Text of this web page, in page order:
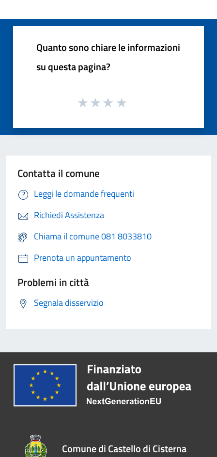
Quanto sono chiare le informazioni
su questa pagina?
Contatta il comune
Leggi le domande frequenti
Richiedi Assistenza
Chiama il comune 081 8033810
Prenota un appuntamento
Problemi in città
Segnala disservizio
Comune di Castello di Cisterna